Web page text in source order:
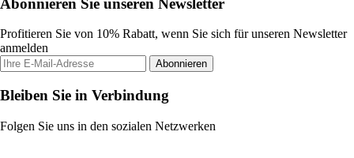
Profitieren Sie von 10% Rabatt, wenn Sie sich für unseren Newsletter
anmelden
Abonnieren
Bleiben Sie in Verbindung
Folgen Sie uns in den sozialen Netzwerken